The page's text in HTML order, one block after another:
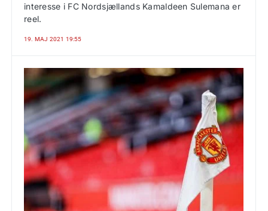
interesse i FC Nordsjællands Kamaldeen Sulemana er
reel.
19. MAJ 2021 19:55